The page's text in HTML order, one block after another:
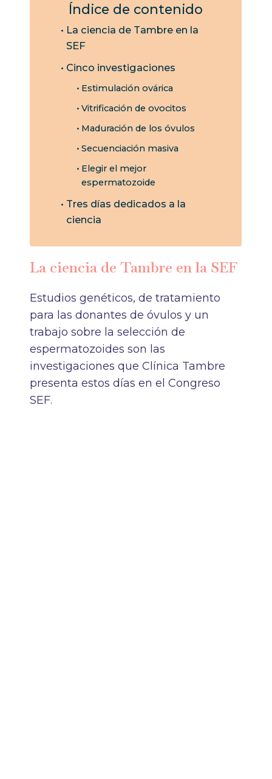
Índice de contenido
La ciencia de Tambre en la
SEF
Cinco investigaciones
Estimulación ovárica
Vitrificación de ovocitos
Maduración de los óvulos
Secuenciación masiva
Elegir el mejor
espermatozoide
Tres días dedicados a la
ciencia
La ciencia de Tambre en la SEF
Estudios genéticos, de tratamiento
para las donantes de óvulos y un
trabajo sobre la selección de
espermatozoides son las
investigaciones que Clínica Tambre
presenta estos días en el Congreso
SEF.